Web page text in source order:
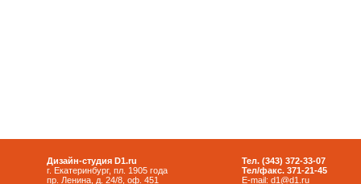
Дизайн-студия D1.ru
г. Екатеринбург, пл. 1905 года
пр. Ленина, д. 24/8, оф. 451
Тел. (343) 372-33-07
Тел/факс. 371-21-45
E-mail: d1@d1.ru